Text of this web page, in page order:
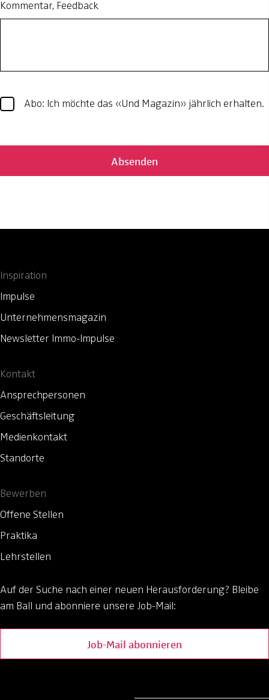
Kommentar, Feedback
Abo: Ich möchte das «Und Magazin» jährlich erhalten.
Absenden
Inspiration
Impulse
Unternehmensmagazin
Newsletter Immo-Impulse
Kontakt
Ansprechpersonen
Geschäftsleitung
Medienkontakt
Standorte
Bewerben
Offene Stellen
Praktika
Lehrstellen
Auf der Suche nach einer neuen Herausforderung? Bleibe
am Ball und abonniere unsere Job-Mail:
Job-Mail abonnieren